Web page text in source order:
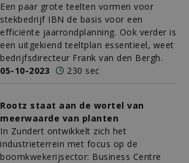
Een paar grote teelten vormen voor
stekbedrijf IBN de basis voor een
efficiënte jaarrondplanning. Ook verder is
een uitgekiend teeltplan essentieel, weet
bedrijfsdirecteur Frank van den Bergh.
05-10-2023
230 sec
Rootz staat aan de wortel van
meerwaarde van planten
In Zundert ontwikkelt zich het
industrieterrein met focus op de
boomkwekerijsector: Business Centre